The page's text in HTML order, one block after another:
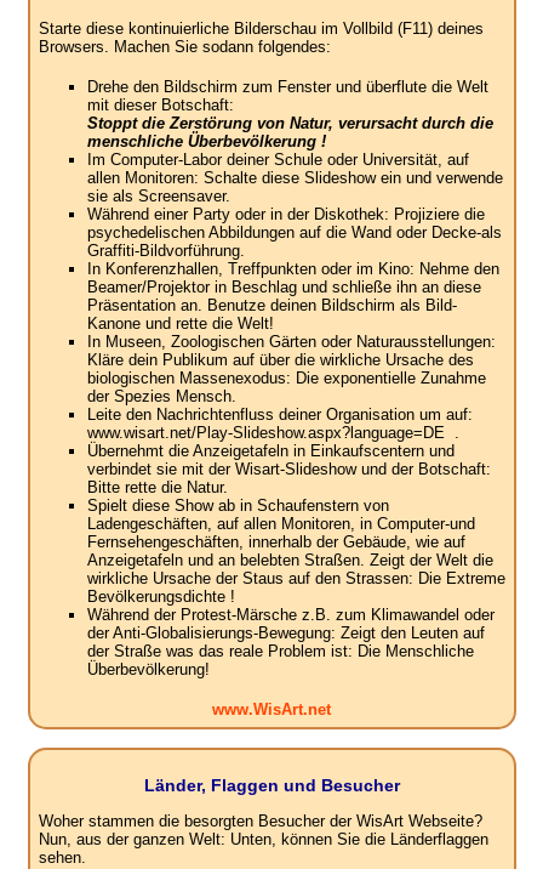
Starte diese kontinuierliche Bilderschau im Vollbild (F11) deines
Browsers. Machen Sie sodann folgendes:
Drehe den Bildschirm zum Fenster und überflute die Welt
mit dieser Botschaft:
Stoppt die Zerstörung von Natur, verursacht durch die
menschliche Überbevölkerung !
Im Computer-Labor deiner Schule oder Universität, auf
allen Monitoren: Schalte diese Slideshow ein und verwende
sie als Screensaver.
Während einer Party oder in der Diskothek: Projiziere die
psychedelischen Abbildungen auf die Wand oder Decke-als
Graffiti-Bildvorführung.
In Konferenzhallen, Treffpunkten oder im Kino: Nehme den
Beamer/Projektor in Beschlag und schließe ihn an diese
Präsentation an. Benutze deinen Bildschirm als Bild-
Kanone und rette die Welt!
In Museen, Zoologischen Gärten oder Naturausstellungen:
Kläre dein Publikum auf über die wirkliche Ursache des
biologischen Massenexodus: Die exponentielle Zunahme
der Spezies Mensch.
Leite den Nachrichtenfluss deiner Organisation um auf:
www.wisart.net/Play-Slideshow.aspx?language=DE .
Übernehmt die Anzeigetafeln in Einkaufscentern und
verbindet sie mit der Wisart-Slideshow und der Botschaft:
Bitte rette die Natur.
Spielt diese Show ab in Schaufenstern von
Ladengeschäften, auf allen Monitoren, in Computer-und
Fernsehengeschäften, innerhalb der Gebäude, wie auf
Anzeigetafeln und an belebten Straßen. Zeigt der Welt die
wirkliche Ursache der Staus auf den Strassen: Die Extreme
Bevölkerungsdichte !
Während der Protest-Märsche z.B. zum Klimawandel oder
der Anti-Globalisierungs-Bewegung: Zeigt den Leuten auf
der Straße was das reale Problem ist: Die Menschliche
Überbevölkerung!
www.WisArt.net
Länder, Flaggen und Besucher
Woher stammen die besorgten Besucher der WisArt Webseite?
Nun, aus der ganzen Welt: Unten, können Sie die Länderflaggen
sehen.